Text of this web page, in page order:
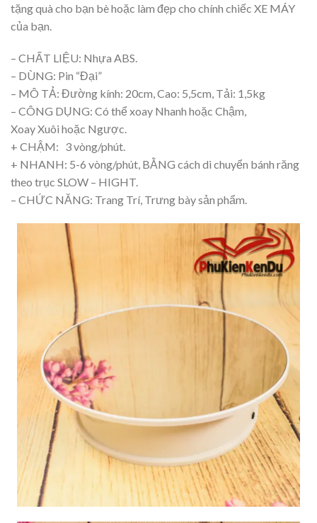
tặng quà cho bạn bè hoặc làm đẹp cho chính chiếc XE MÁY
của bạn.
– CHẤT LIỆU: Nhựa ABS.
– DÙNG: Pin “Đại”
– MÔ TẢ: Đường kính: 20cm, Cao: 5,5cm, Tải: 1,5kg
– CÔNG DỤNG: Có thể xoay Nhanh hoặc Chậm,
Xoay Xuôi hoặc Ngược.
+ CHẬM: 3 vòng/phút.
+ NHANH: 5-6 vòng/phút, BẰNG cách di chuyển bánh răng
theo trục SLOW – HIGHT.
– CHỨC NĂNG: Trang Trí, Trưng bày sản phẩm.